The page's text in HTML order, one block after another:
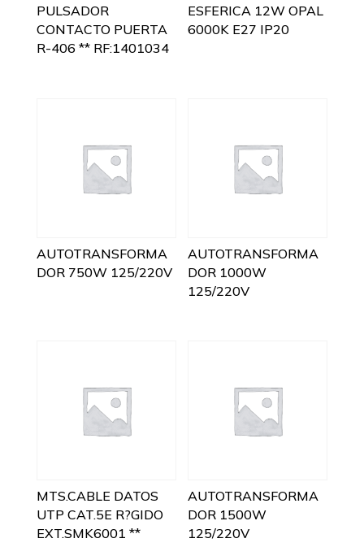
PULSADOR
CONTACTO PUERTA
R-406 ** RF:1401034
ESFERICA 12W OPAL
6000K E27 IP20
AUTOTRANSFORMA
DOR 750W 125/220V
AUTOTRANSFORMA
DOR 1000W
125/220V
MTS.CABLE DATOS
UTP CAT.5E R?GIDO
EXT.SMK6001 **
AUTOTRANSFORMA
DOR 1500W
125/220V